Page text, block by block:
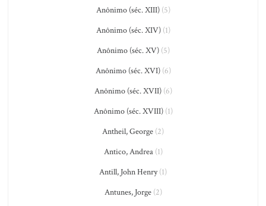
Anônimo (séc. XIII)(5)
Anônimo (séc. XIV)(1)
Anônimo (séc. XV)(5)
Anônimo (séc. XVI)(6)
Anônimo (séc. XVII)(6)
Anônimo (séc. XVIII)(1)
Antheil, George (2)
Antico, Andrea(1)
Antill, John Henry(1)
Antunes, Jorge(2)